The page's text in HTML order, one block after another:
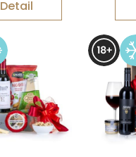
Detail